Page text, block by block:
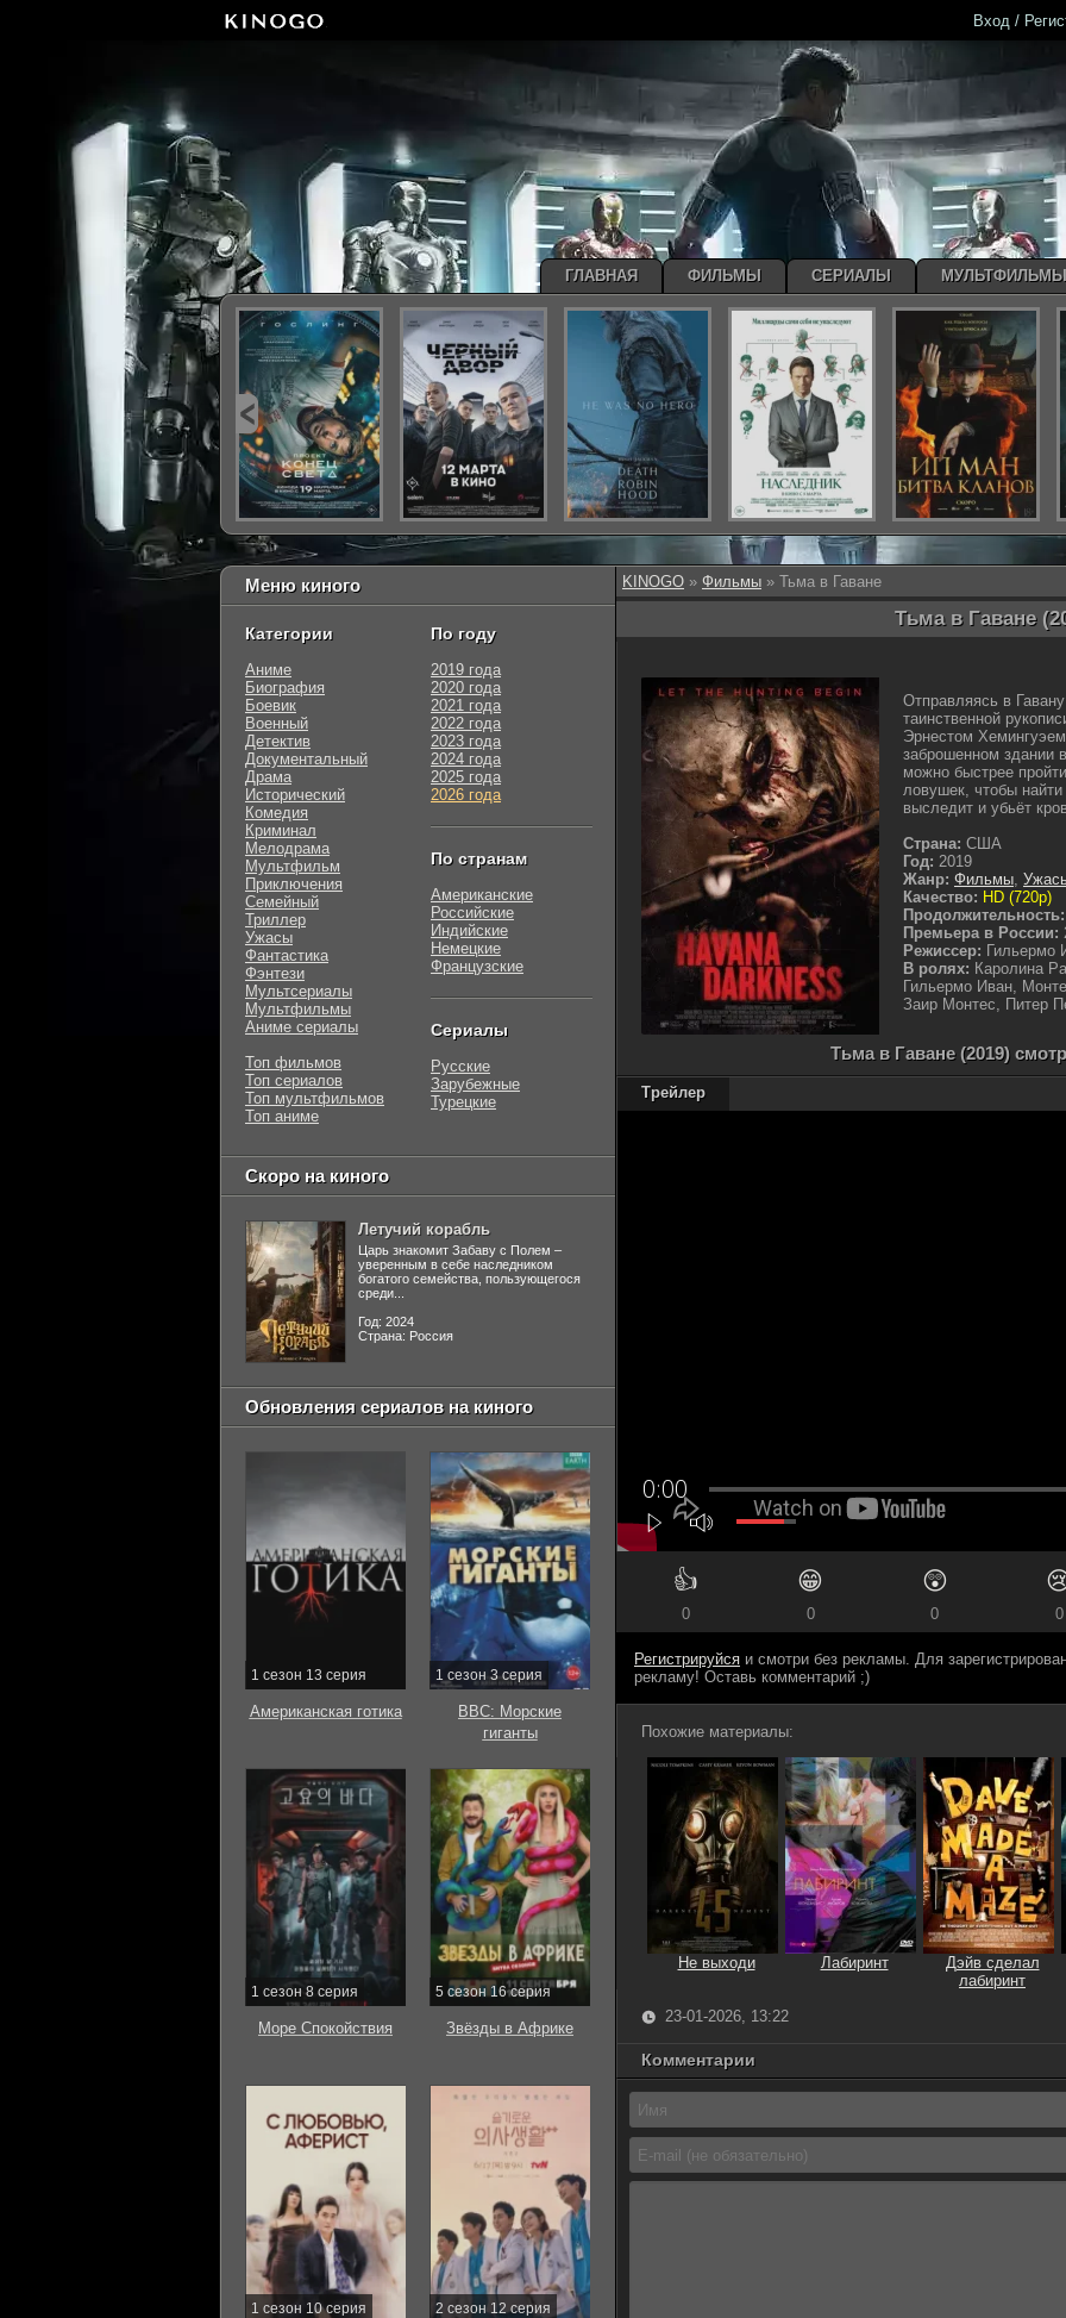
KINOGO » Фильмы » Тьма в Гаване
Тьма в Гаване
Отправляясь в
таинственной
Эрнестом
заброшенном здании
можно быстрее
ловушек, чтобы
выследит и убьёт
Страна: США
Год: 2019
Жанр: Фильмы,
Качество: HD (720p)
Продолжительность:
Премьера в России:
Режиссер: Гильермо
В ролях: Каролина
Гильермо Иван,
Заир Монтес, Питер
Тьма в Гаване (2019)
Трейлер
👍
0
😁
0
😲
0 0
Регистрируйся и смотри без рекламы. Для
рекламу! Оставь комментарий ;)
Похожие материалы:
Не выходи Лабиринт
Дэйв сделал
лабиринт
23-01-2026, 13:22
Комментарии
Меню киного
Категории
Аниме
Биография
Боевик
Военный
Детектив
Документальный
Драма
Исторический
Комедия
Криминал
Мелодрама
Мультфильм
Приключения
Семейный
Триллер
Ужасы
Фантастика
Фэнтези
Мультсериалы
Мультфильмы
Аниме сериалы
Топ фильмов
Топ сериалов
Топ мультфильмов
Топ аниме
По году
2019 года
2020 года
2021 года
2022 года
2023 года
2024 года
2025 года
2026 года
По странам
Американские
Российские
Индийские
Немецкие
Французские
Сериалы
Русские
Зарубежные
Турецкие
Скоро на киного
Летучий корабль
Царь знакомит Забаву с Полем –
уверенным в себе наследником
богатого семейства, пользующегося
среди...
Год: 2024
Страна: Россия
Обновления сериалов на киного
1 сезон 13 серия
Американская готика
1 сезон 3 серия
BBC: Морские
гиганты
1 сезон 8 серия
Море Спокойствия
5 сезон 16 серия
Звёзды в Африке
1 сезон 10 серия 2 сезон 12 серия
Вход /
ГЛАВНАЯ ФИЛЬМЫ СЕРИАЛЫ МУЛЬТФИЛЬМЫ